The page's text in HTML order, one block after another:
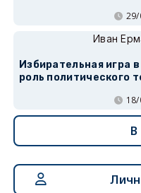
Иван
Избирательная игра
роль политического
В